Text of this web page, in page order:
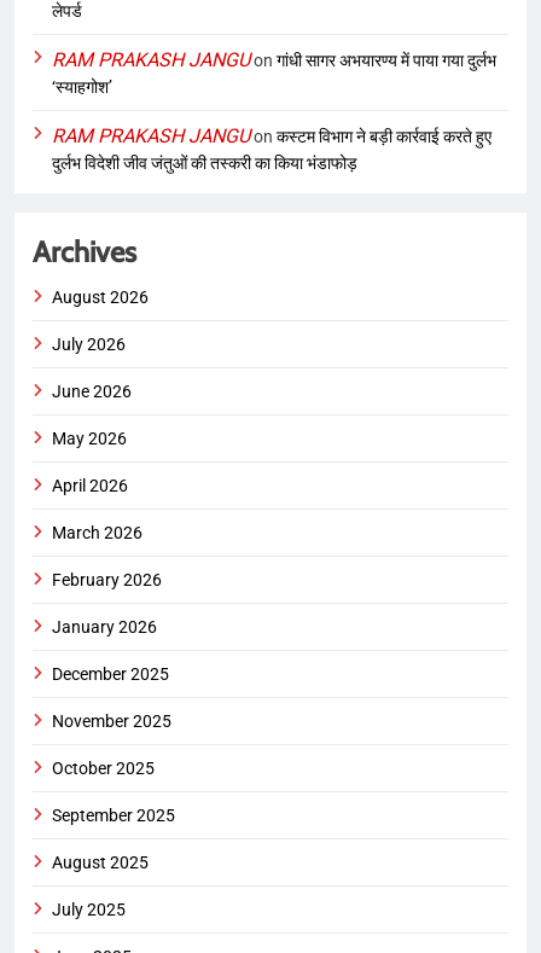
लेपर्ड
RAM PRAKASH JANGUon गांधी सागर अभयारण्य में पाया गया दुर्लभ
‘स्याहगोश’
RAM PRAKASH JANGUon कस्टम विभाग ने बड़ी कार्रवाई करते हुए
दुर्लभ विदेशी जीव जंतुओं की तस्करी का किया भंडाफोड़
Archives
August 2026
July 2026
June 2026
May 2026
April 2026
March 2026
February 2026
January 2026
December 2025
November 2025
October 2025
September 2025
August 2025
July 2025